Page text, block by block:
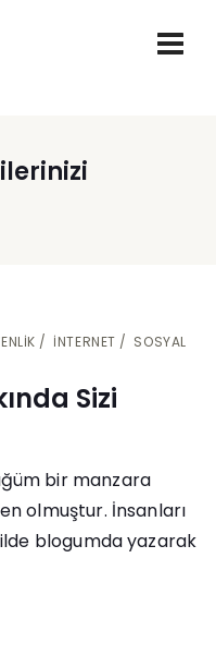
İNTERNET
SOSYAL
Sizi
bir manzara
olmuştur. İnsanları
blogumda yazarak